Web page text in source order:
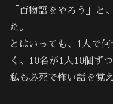
「百物語をやろう」と
た。
とはいっても、1人で
く、10名が1人10個ず
私も必死で怖い話を覚